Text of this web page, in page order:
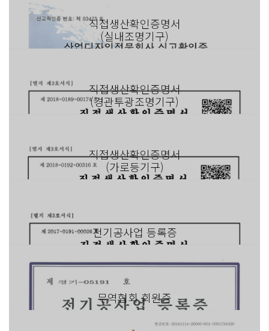
직접생산확인증명서
(실내조명기구)
직접생산확인증명서
(경관투광조명기구)
직접생산확인증명서
(가로등기구)
전기공사업 등록증
무역협회 회원증